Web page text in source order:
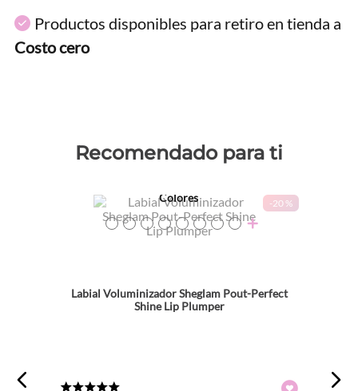
Productos disponibles para retiro en tienda a
Costo cero
Recomendado para ti
-20 %
Colores
Labial Voluminizador Sheglam Pout-Perfect
Shine Lip Plumper